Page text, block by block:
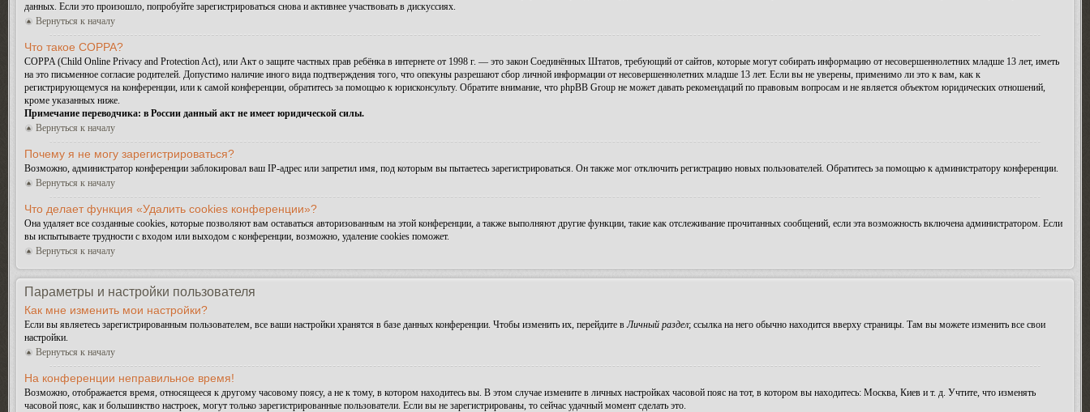
данных. Если это произошло, попробуйте зарегистрироваться снова и активнее участвовать в дискуссиях.
Вернуться к началу
Что такое COPPA?
COPPA (Child Online Privacy and Protection Act), или Акт о защите частных прав ребёнка в интернете от 1998 г. — это закон Соединённых Штатов, требующий от сайтов, которые могут собирать информацию от несовершеннолетних младше 13 лет, иметь
на это письменное согласие родителей. Допустимо наличие иного вида подтверждения того, что опекуны разрешают сбор личной информации от несовершеннолетних младше 13 лет. Если вы не уверены, применимо ли это к вам, как к
регистрирующемуся на конференции, или к самой конференции, обратитесь за помощью к юрисконсульту. Обратите внимание, что phpBB Group не может давать рекомендаций по правовым вопросам и не является объектом юридических отношений,
кроме указанных ниже.
Примечание переводчика: в России данный акт не имеет юридической силы.
Вернуться к началу
Почему я не могу зарегистрироваться?
Возможно, администратор конференции заблокировал ваш IP-адрес или запретил имя, под которым вы пытаетесь зарегистрироваться. Он также мог отключить регистрацию новых пользователей. Обратитесь за помощью к администратору конференции.
Вернуться к началу
Что делает функция «Удалить cookies конференции»?
Она удаляет все созданные cookies, которые позволяют вам оставаться авторизованным на этой конференции, а также выполняют другие функции, такие как отслеживание прочитанных сообщений, если эта возможность включена администратором. Если
вы испытываете трудности с входом или выходом с конференции, возможно, удаление cookies поможет.
Вернуться к началу
Параметры и настройки пользователя
Как мне изменить мои настройки?
Если вы являетесь зарегистрированным пользователем, все ваши настройки хранятся в базе данных конференции. Чтобы изменить их, перейдите вЛичный раздел; ссылка на него обычно находится вверху страницы. Там вы можете изменить все свои
настройки.
Вернуться к началу
На конференции неправильное время!
Возможно, отображается время, относящееся к другому часовому поясу, а не к тому, в котором находитесь вы. В этом случае измените в личных настройках часовой пояс на тот, в котором вы находитесь: Москва, Киев и т. д. Учтите, что изменять
часовой пояс, как и большинство настроек, могут только зарегистрированные пользователи. Если вы не зарегистрированы, то сейчас удачный момент сделать это.